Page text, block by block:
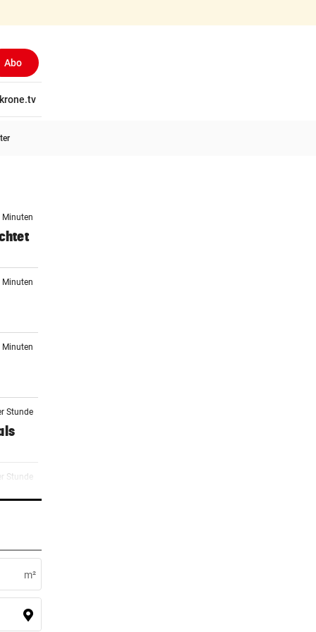
Abo
krone.tv
Minuten
Minuten
Minuten
Stunde
Stunde
Stunde
in
Stunde
m²